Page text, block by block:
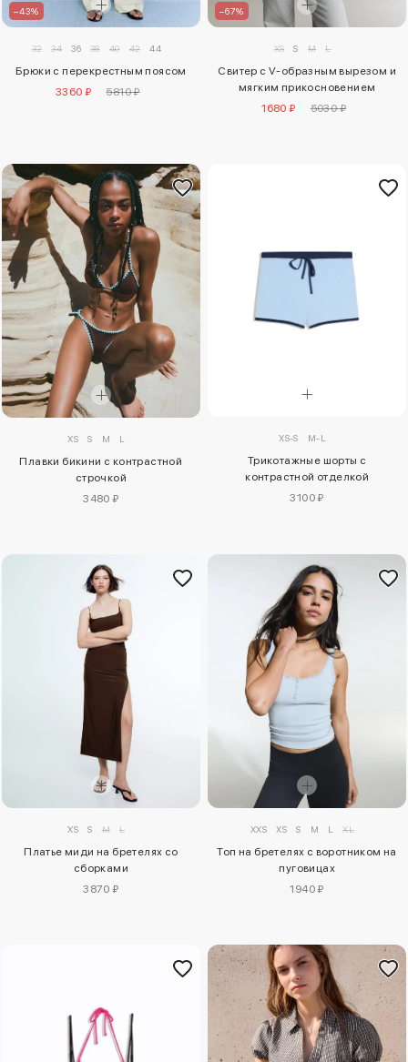
–43%
32 34 36 38 40 42 44
Брюки с перекрестным поясом
3360 ₽
5810 ₽
–67%
XS S M L
Свитер с V-образным вырезом и
мягким прикосновением
1680 ₽
5030 ₽
XS S M L
Плавки бикини с контрастной
строчкой
3480 ₽
XS-S M-L
Трикотажные шорты с
контрастной отделкой
3100 ₽
XS S M L
Платье миди на бретелях со
сборками
3870 ₽
XXS XS S M L XL
Топ на бретелях с воротником на
пуговицах
1940 ₽